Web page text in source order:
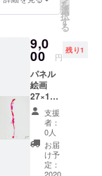
を
選
択
す
る
9,0
00 円
残り1
パネル
絵画
27×19c
m オ
デット
2020 パ
ネルに
紙 ア
クリ
支援
者：
0人
お届
け予
定：
2020